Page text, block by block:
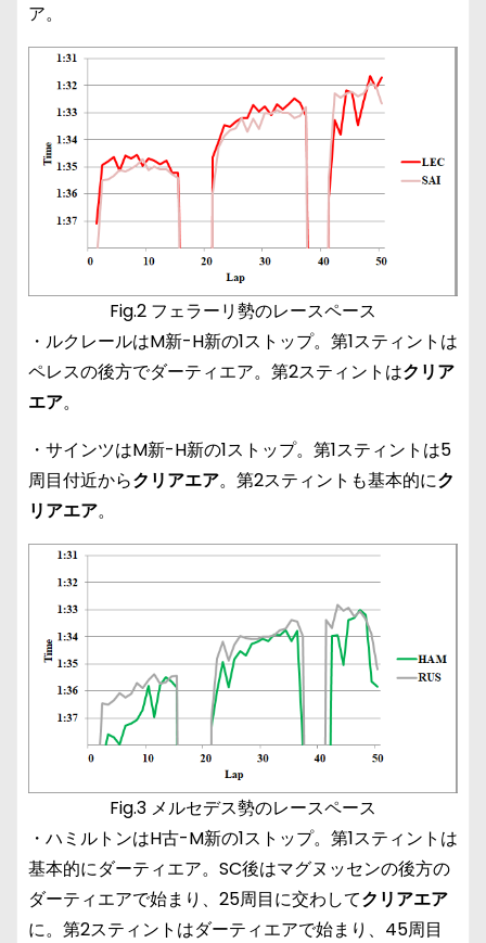
ア。
Fig.2 フェラーリ勢のレースペース
・ルクレールはM新-H新の1ストップ。第1スティントは
ペレスの後方でダーティエア。第2スティントはクリア
エア。
・サインツはM新-H新の1ストップ。第1スティントは5
周目付近からクリアエア。第2スティントも基本的にク
リアエア。
Fig.3 メルセデス勢のレースペース
・ハミルトンはH古-M新の1ストップ。第1スティントは
基本的にダーティエア。SC後はマグヌッセンの後方の
ダーティエアで始まり、25周目に交わしてクリアエア
に。第2スティントはダーティエアで始まり、45周目